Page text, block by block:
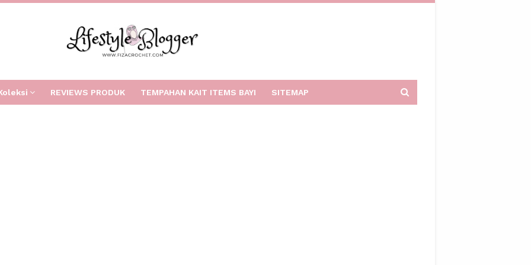
REVIEWS PRODUK TEMPAHAN KAIT ITEMS BAYI SITEMAP